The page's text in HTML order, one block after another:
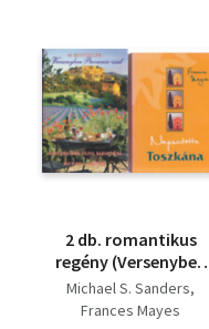
2 db. romantikus
regény (Versenyben
Provence-szal +
Napsütötte Toszkána)
Michael S. Sanders
Frances Mayes